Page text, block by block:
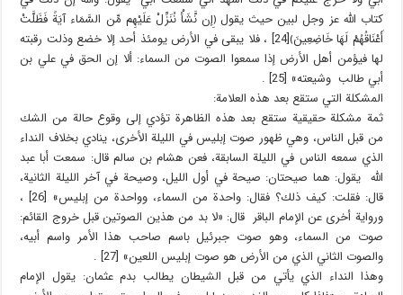
كتاب الله عز وجل لبين حيث يقول ﴿إِن نَّشَأْ نُنَزِّلْ عَلَيْهِم مِّن السَّمَاء آيَةً فَظَلَّتْ
أَعْنَاقُهُمْ لَهَا خَاضِعِينَ﴾[24] ، فلا يبقى في الأرض يومئذ أحد إلا خضع وذلت رقبته
لها فيؤمن أهل الأرض إذا سمعوا الصوت من السماء: ألا إن الحق في علي بن
أبي طالب وشيعته» [25] .
المشكلة التي ستقع بعد هذه العلامة:
ثمة مشكلة حقيقية ستقع بعد هذه الظاهرة تؤدي إلى وقوع حالة من الشك
من قبل الناس، وهي ظهور صوت إبليس في الليلة الأخرى، ينادي بخلاف النداء
الذي سمعه الناس في الليلة السابقة، فعن هشام بن سالم قال: سمعت أبا عبد
الله يقول: هما صيحتان: صيحة في أول الليل، وصيحة في آخر الليلة الثانية،
قال: فقلت: كيف ذلك؟ فقال: واحدة من السماء، وواحدة من إبليس» [26] ،
ورواية أخرى عن الإمام الباقر قال: «لا بد من هذين الصوتين قبل خروج القائم:
صوت من السماء، وهو صوت جبرئيل باسم صاحب هذا الأمر واسم أبيه،
والصوت الثاني الذي من الأرض هو صوت إبليس اللعين» [27] .
وهذا النداء الذي يأتي من قبل الشيطان يطالب بدم عثمان: يقول الإمام